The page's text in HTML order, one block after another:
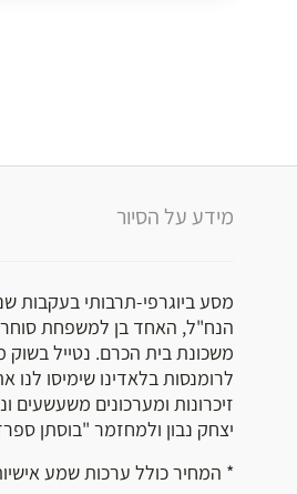
מידע על הסיור
מסע ביוגרפי-תרבותי בעקבות
הנח"ל, האחד בן למשפחת
משכונת בית הכרם. נטייל
לרומנסות בלאדינו שימיסו
זיכרונות ומערכונים משעשעים
יצחק נבון ולמחזמר "בוסתן
* המחיר כולל ערכות שמע